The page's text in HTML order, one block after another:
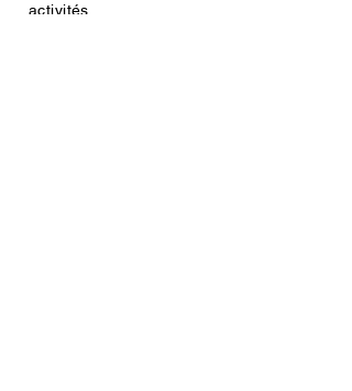
activités.